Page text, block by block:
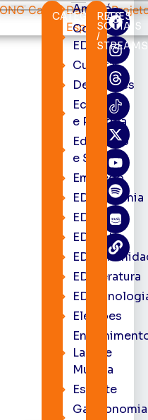
CATEGORIAS
Amapá
Cortes
EDcast
Cultura
Destaques
Economia
e Política
Educação
e Saúde
Emprego
EDacademia
EDbrasília
EDcast
EDliteratura
Eleições
Lazer e
Música
Esporte
Gastronomia
REDES
SOCIAIS
/
STREAMS